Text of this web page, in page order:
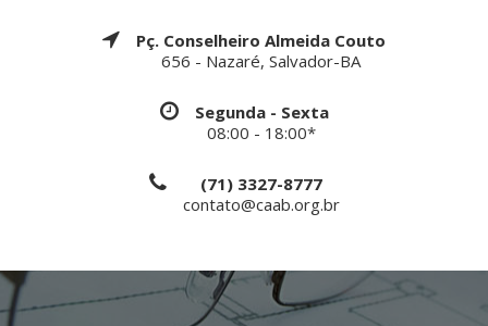
Pç. Conselheiro Almeida Couto
656 - Nazaré, Salvador-BA
Segunda - Sexta
08:00 - 18:00*
(71) 3327-8777
contato@caab.org.br